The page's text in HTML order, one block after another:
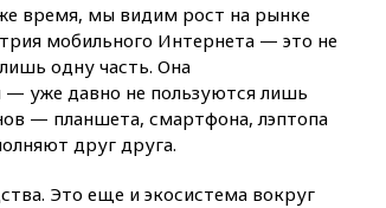
пройдет в 2026 году
вчера, 20:45
беспилотников над Россией
вчера, 20:35
время, мы видим рост на рынке
мобильного Интернета — это не
одну часть. Она
уже давно не пользуются лишь
— планшета, смартфона, лэптопа
друг друга.
Это еще и экосистема вокруг